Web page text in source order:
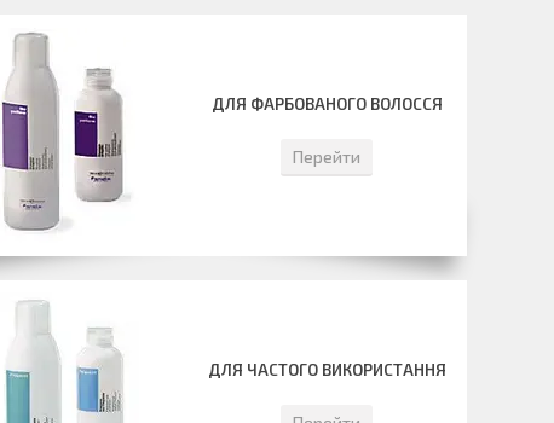
ДЛЯ ФАРБОВАНОГО ВОЛОССЯ
Перейти
ДЛЯ ЧАСТОГО ВИКОРИСТАННЯ